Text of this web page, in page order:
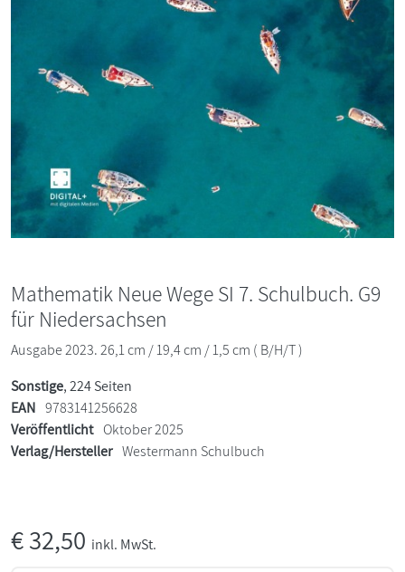
Mathematik Neue Wege SI 7. Schulbuch. G9
für Niedersachsen
Ausgabe 2023. 26,1 cm / 19,4 cm / 1,5 cm ( B/H/T )
Sonstige, 224 Seiten
EAN 9783141256628
Veröffentlicht Oktober 2025
Verlag/Hersteller Westermann Schulbuch
€32,50 inkl. MwSt.